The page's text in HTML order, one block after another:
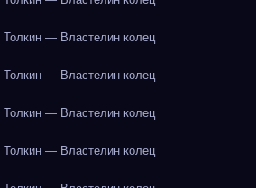
— Властелин колец
— Властелин колец
— Властелин колец
— Властелин колец